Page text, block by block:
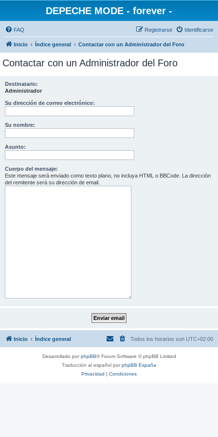
DEPECHE MODE - forever -
FAQ Identificarse
Registrarse
Inicio Índice general Contactar con un Administrador del Foro
Contactar con un Administrador del Foro
Destinatario:
Administrador
Su dirección de correo electrónico:
Su nombre:
Asunto:
Cuerpo del mensaje:
Este mensaje será enviado como texto plano, no incluya HTML o BBCode. La dirección
del remitente será su dirección de email.
Inicio Índice general Todos los horarios son UTC+02:00
Desarrollado porphpBB® Forum Software © phpBB Limited
Traducción al español porphpBB España
Privacidad | Condiciones